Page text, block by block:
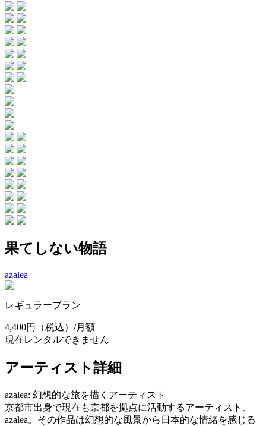
果てしない物語
azalea
レギュラープラン
4,400円
（税込）/月額
現在レンタルできません
アーティスト詳細
azalea: 幻想的な旅を描くアーティスト
京都市出身で現在も京都を拠点に活動するアーティスト、
azalea。その作品は幻想的な風景から日本的な情緒を感じる